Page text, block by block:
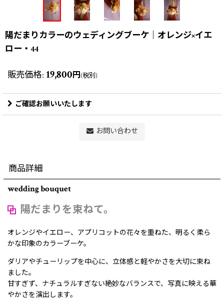
陽だまりカラーのウェディングブーケ｜オレンジ×イエ
ロー・44
販売価格: 19,800円(税別)
ご確認お願いいたします
お問い合わせ
商品詳細
wedding bouquet
陽だまりを束ねて。
オレンジやイエロー、アプリコットの花々を重ねた、明るく柔ら
かな印象のカラーブーケ。
ダリアやチューリップを中心に、立体感と軽やかさを大切に束ね
ました。
甘すぎず、ナチュラルすぎない絶妙なバランスで、写真に映える華
やかさを演出します。